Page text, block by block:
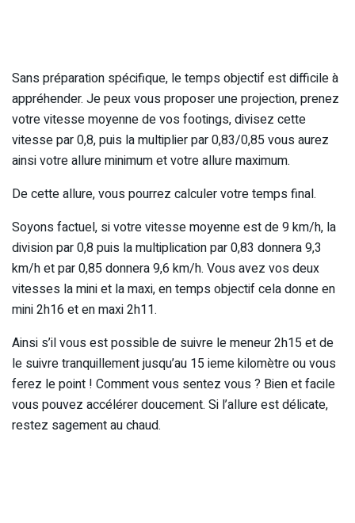
Sans préparation spécifique, le temps objectif est difficile à
appréhender. Je peux vous proposer une projection, prenez
votre vitesse moyenne de vos footings, divisez cette
vitesse par 0,8, puis la multiplier par 0,83/0,85 vous aurez
ainsi votre allure minimum et votre allure maximum.
De cette allure, vous pourrez calculer votre temps final.
Soyons factuel, si votre vitesse moyenne est de 9 km/h, la
division par 0,8 puis la multiplication par 0,83 donnera 9,3
km/h et par 0,85 donnera 9,6 km/h. Vous avez vos deux
vitesses la mini et la maxi, en temps objectif cela donne en
mini 2h16 et en maxi 2h11.
Ainsi s’il vous est possible de suivre le meneur 2h15 et de
le suivre tranquillement jusqu’au 15 ieme kilomètre ou vous
ferez le point ! Comment vous sentez vous ? Bien et facile
vous pouvez accélérer doucement. Si l’allure est délicate,
restez sagement au chaud.